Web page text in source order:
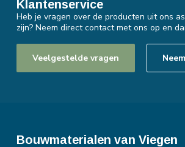
Klantenservice
Heb je vragen over de producten uit ons
zijn? Neem direct contact met ons op en
Veelgestelde vragen
Bouwmaterialen van Viegen